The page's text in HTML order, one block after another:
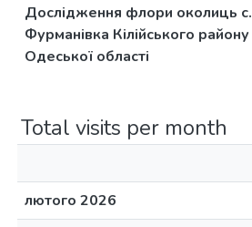
Дослідження флори околиць с.
Фурманівка Кілійського району
Одеської області
Total visits per month
лютого 2026